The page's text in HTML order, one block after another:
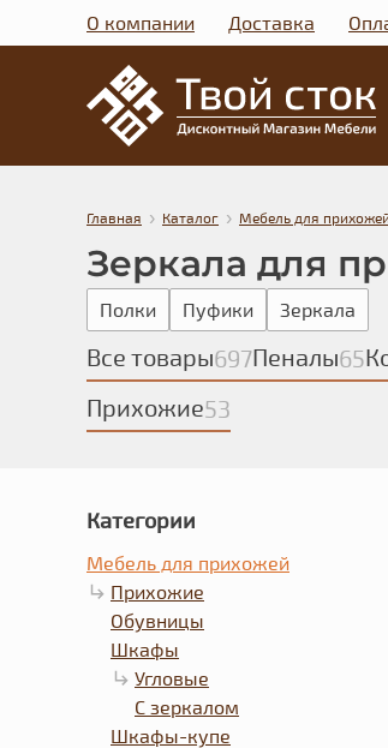
О компании Доставка
Главная › Каталог › Мебель для прихожей
Зеркала для
Полки Пуфики Зеркала
Все товары697Пеналы65
Прихожие53
Категории
Мебель для прихожей
Прихожие
Обувницы
Шкафы
Угловые
С зеркалом
Шкафы-купе